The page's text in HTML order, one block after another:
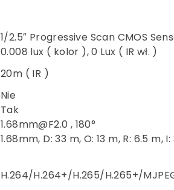
1/2.5″ Progressive Scan CMOS
0.008 lux ( kolor ), 0 Lux ( IR wł. )
20m ( IR )
Nie
Tak
1.68mm@F2.0 , 180°
1.68mm, D: 33 m, O: 13 m, R: 6.5 m,
H.264/H.264+/H.265/H.265+/